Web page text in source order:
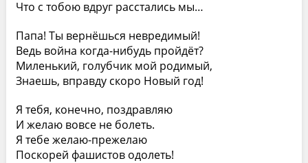
Что с тобою вдруг расстались мы…
Папа! Ты вернёшься невредимый!
Ведь война когда-нибудь пройдёт?
Миленький, голубчик мой родимый,
Знаешь, вправду скоро Новый год!
Я тебя, конечно, поздравляю
И желаю вовсе не болеть.
Я тебе желаю-прежелаю
Поскорей фашистов одолеть!